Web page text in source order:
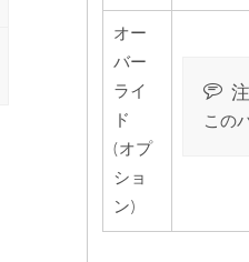
オー
バー
ライ
ド
(オプ
ショ
ン)
この